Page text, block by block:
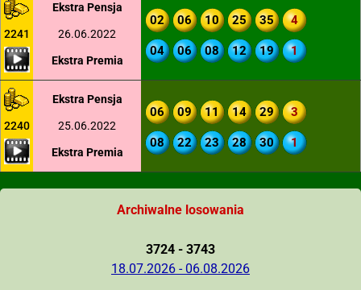
2241
Ekstra Pensja
26.06.2022
Ekstra Premia
02 06 10 25 35 4
04 06 08 12 19 1
2240
Ekstra Pensja
25.06.2022
Ekstra Premia
06 09 11 14 29 3
08 22 23 28 30 1
Archiwalne losowania
3724 - 3743
18.07.2026 - 06.08.2026